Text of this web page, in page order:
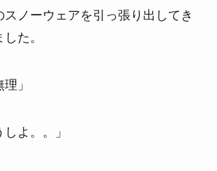
スノーウェアを引っ張り出してき
た。
」
よ。。」